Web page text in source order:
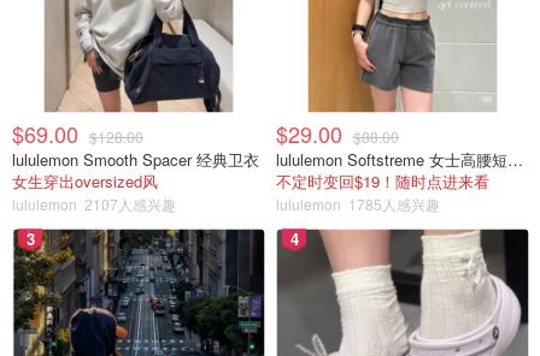
$69.00 $128.00
lululemon Smooth Spacer 经典卫衣
女生穿出oversized风
lululemon 2107人感兴趣
$29.00 $88.00
lululemon Softstreme 女士高腰短裤 10cm
不定时变回$19！随时点进来看
lululemon 1785人感兴趣
3 4